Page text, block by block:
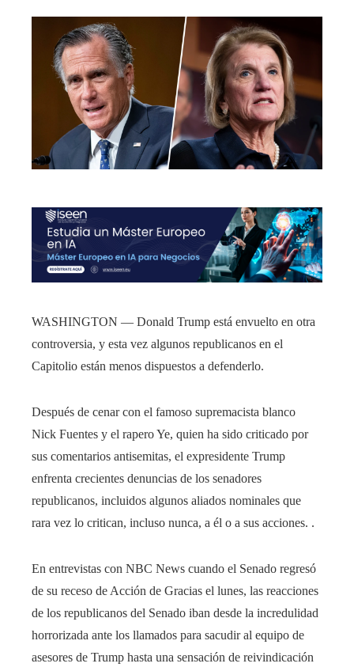
WASHINGTON — Donald Trump está envuelto en otra
controversia, y esta vez algunos republicanos en el
Capitolio están menos dispuestos a defenderlo.
Después de cenar con el famoso supremacista blanco
Nick Fuentes y el rapero Ye, quien ha sido criticado por
sus comentarios antisemitas, el expresidente Trump
enfrenta crecientes denuncias de los senadores
republicanos, incluidos algunos aliados nominales que
rara vez lo critican, incluso nunca, a él o a sus acciones. .
En entrevistas con NBC News cuando el Senado regresó
de su receso de Acción de Gracias el lunes, las reacciones
de los republicanos del Senado iban desde la incredulidad
horrorizada ante los llamados para sacudir al equipo de
asesores de Trump hasta una sensación de reivindicación